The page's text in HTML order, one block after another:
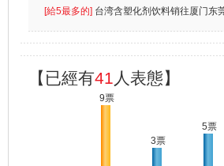
[給5最多的] 台湾含塑化剂饮料销往厦门东
【已經有41 人表態】
9票
3票
5票